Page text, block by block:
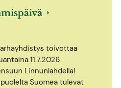
toivottaa
11.7.2026
Linnunlahdella!
Suomea tulevat